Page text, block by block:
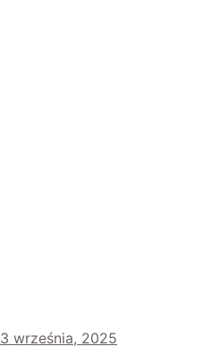
3 września, 2025